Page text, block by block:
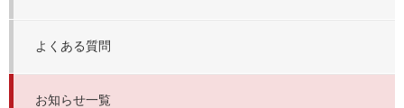
よくある質問
お知らせ一覧